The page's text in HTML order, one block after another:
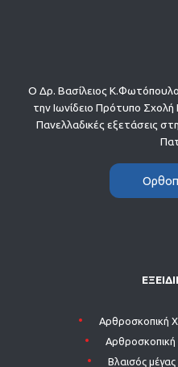
Ο Δρ. Βασίλειος
την Ιωνίδειο Πρότυπο Σχολή
Πανελλαδικές εξετάσεις
Aρθροσκοπική
Aρθροσκοπική
Βλαισός